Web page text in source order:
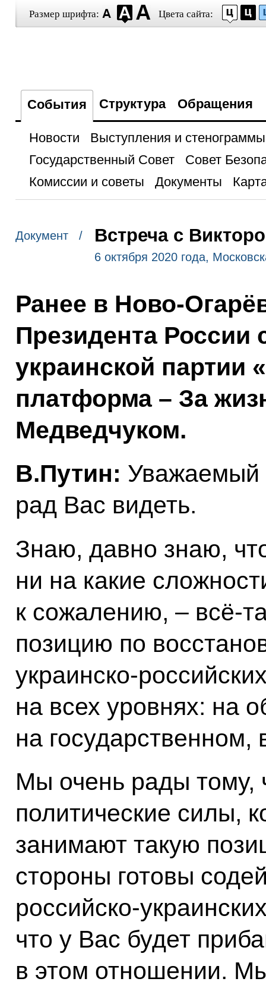
Размер шрифта: Цвета сайта:
События Структура Обращения
Новости
Выступления и стенограммы
Государственный Совет
Совет
Комиссии и советы
Документы
Документ / Встреча с
6 октября 2020 года,
Ранее в Ново-
Президента России
украинской партии
платформа – За
Медведчуком.
В.Путин: Уважаемый
рад Вас видеть.
Знаю, давно знаю,
ни на какие
к сожалению, –
позицию по
на всех уровнях: на
на
Мы очень рады тому,
политические силы,
занимают такую
стороны готовы
что у Вас будет
в этом отношении.